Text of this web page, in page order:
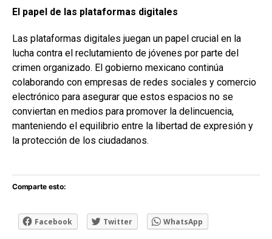
El papel de las plataformas digitales
Las plataformas digitales juegan un papel crucial en la
lucha contra el reclutamiento de jóvenes por parte del
crimen organizado. El gobierno mexicano continúa
colaborando con empresas de redes sociales y comercio
electrónico para asegurar que estos espacios no se
conviertan en medios para promover la delincuencia,
manteniendo el equilibrio entre la libertad de expresión y
la protección de los ciudadanos.
Comparte esto:
Facebook Twitter WhatsApp